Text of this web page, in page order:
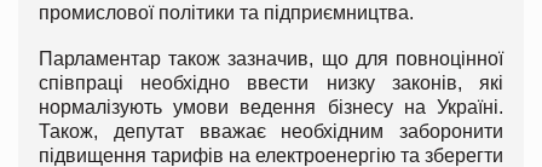
промислової політики та підприємництва.
Парламентар також зазначив, що для повноцінної
співпраці необхідно ввести низку законів, які
нормалізують умови ведення бізнесу на Україні.
Також, депутат вважає необхідним заборонити
підвищення тарифів на електроенергію та зберегти